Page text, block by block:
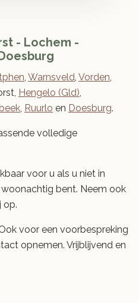
- Lochem -
, Warnsveld, Vorden,
Hengelo (Gld),
, Ruurlo en Doesburg.
volledige
voor u als u niet in
bent. Neem ook
op.
voor een voorbespreking
opnemen. Vrijblijvend en